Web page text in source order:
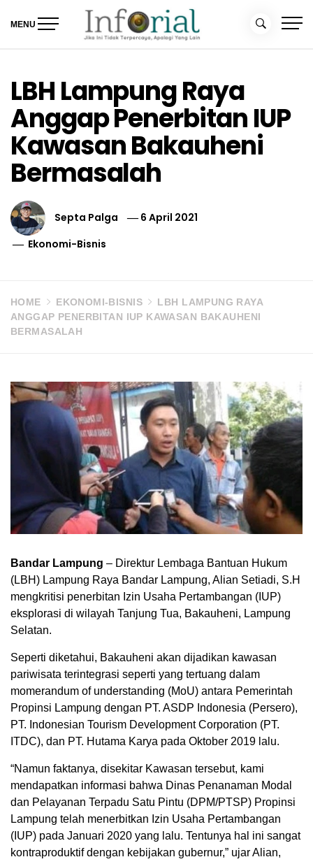
MENU
LBH Lampung Raya
Anggap Penerbitan IUP
Kawasan Bakauheni
Bermasalah
Septa Palga
6 April 2021
Ekonomi-Bisnis
HOME EKONOMI-BISNIS
LBH LAMPUNG RAYA
ANGGAP PENERBITAN IUP KAWASAN BAKAUHENI
BERMASALAH
Bandar Lampung – Direktur Lembaga Bantuan Hukum
(LBH) Lampung Raya Bandar Lampung, Alian Setiadi, S.H
mengkritisi penerbitan Izin Usaha Pertambangan (IUP)
eksplorasi di wilayah Tanjung Tua, Bakauheni, Lampung
Selatan.
Seperti diketahui, Bakauheni akan dijadikan kawasan
pariwisata terintegrasi seperti yang tertuang dalam
momerandum of understanding (MoU) antara Pemerintah
Propinsi Lampung dengan PT. ASDP Indonesia (Persero),
PT. Indonesian Tourism Development Corporation (PT.
ITDC), dan PT. Hutama Karya pada Oktober 2019 lalu.
“Namun faktanya, disekitar Kawasan tersebut, kami
mendapatkan informasi bahwa Dinas Penanaman Modal
dan Pelayanan Terpadu Satu Pintu (DPM/PTSP) Propinsi
Lampung telah menerbitkan Izin Usaha Pertambangan
(IUP) pada Januari 2020 yang lalu. Tentunya hal ini sangat
kontraproduktif dengan kebijakan gubernur,” ujar Alian,